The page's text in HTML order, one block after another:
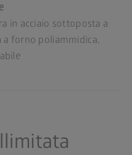
in acciaio sottoposta a
a forno poliammidica,